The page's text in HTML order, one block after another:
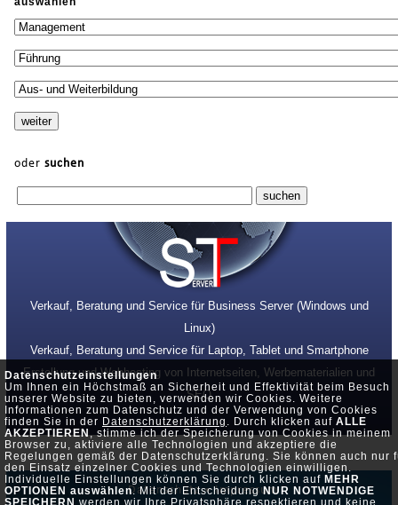
Datenschutzeinstellungen
Um Ihnen ein Höchstmaß an Sicherheit und Effektivität beim Besuch
unserer Website zu bieten, verwenden wir Cookies. Weitere
Informationen zum Datenschutz und der Verwendung von Cookies
finden Sie in der Datenschutzerklärung . Durch klicken auf ALLE
AKZEPTIEREN, stimme ich der Speicherung von Cookies in meinem
Browser zu, aktiviere alle Technologien und akzeptiere die
Regelungen gemäß der Datenschutzerklärung. Sie können auch nur
den Einsatz einzelner Cookies und Technologien einwilligen.
Individuelle Einstellungen können Sie durch klicken auf MEHR
OPTIONEN auswählen. Mit der EntscheidungNUR NOTWENDIGE
SPEICHERN werden wir Ihre Privatsphäre respektieren und keine
oder suchen
Verkauf, Beratung und Service für Business Server (Windows und
Linux)
Verkauf, Beratung und Service für Laptop, Tablet und Smartphone
Erstellung und Webhosting von Internetseiten, Werbematerialien und
SEO
Datenschutz •Impressum